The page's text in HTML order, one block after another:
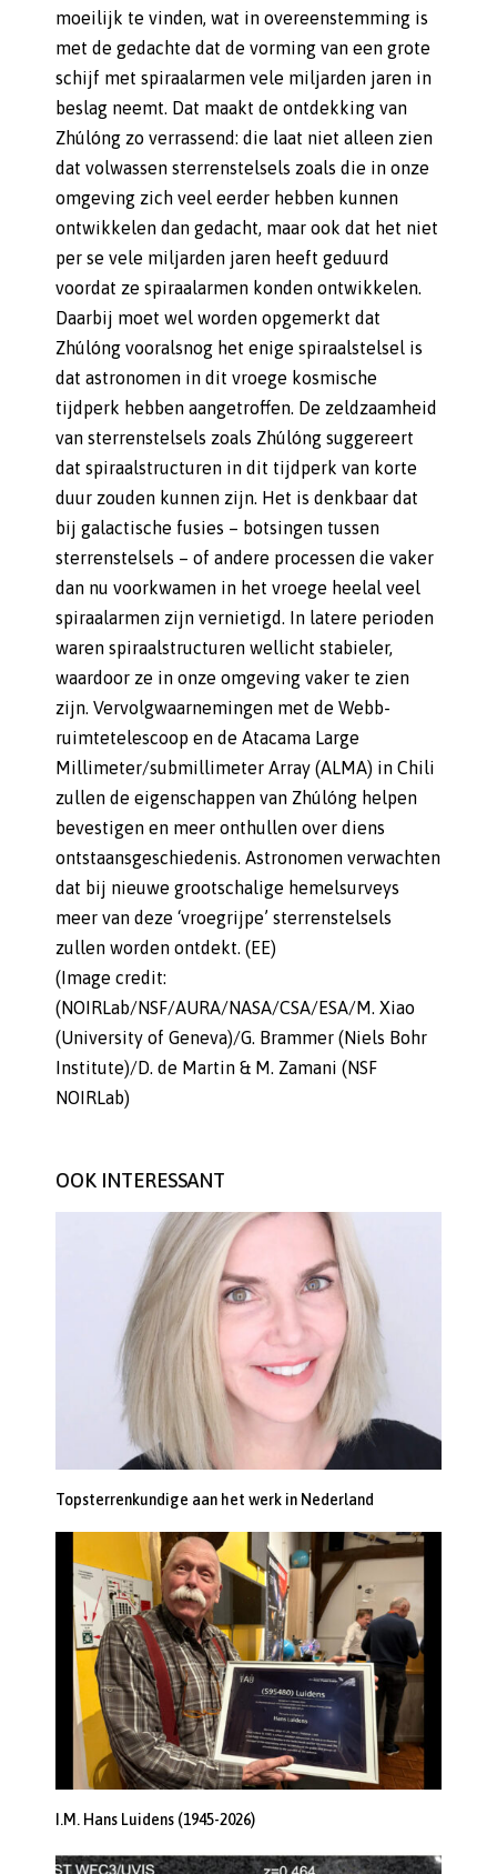
moeilijk te vinden, wat in overeenstemming is
met de gedachte dat de vorming van een grote
schijf met spiraalarmen vele miljarden jaren in
beslag neemt. Dat maakt de ontdekking van
Zhúlóng zo verrassend: die laat niet alleen zien
dat volwassen sterrenstelsels zoals die in onze
omgeving zich veel eerder hebben kunnen
ontwikkelen dan gedacht, maar ook dat het niet
per se vele miljarden jaren heeft geduurd
voordat ze spiraalarmen konden ontwikkelen.
Daarbij moet wel worden opgemerkt dat
Zhúlóng vooralsnog het enige spiraalstelsel is
dat astronomen in dit vroege kosmische
tijdperk hebben aangetroffen. De zeldzaamheid
van sterrenstelsels zoals Zhúlóng suggereert
dat spiraalstructuren in dit tijdperk van korte
duur zouden kunnen zijn. Het is denkbaar dat
bij galactische fusies – botsingen tussen
sterrenstelsels – of andere processen die vaker
dan nu voorkwamen in het vroege heelal veel
spiraalarmen zijn vernietigd. In latere perioden
waren spiraalstructuren wellicht stabieler,
waardoor ze in onze omgeving vaker te zien
zijn. Vervolgwaarnemingen met de Webb-
ruimtetelescoop en de Atacama Large
Millimeter/submillimeter Array (ALMA) in Chili
zullen de eigenschappen van Zhúlóng helpen
bevestigen en meer onthullen over diens
ontstaansgeschiedenis. Astronomen verwachten
dat bij nieuwe grootschalige hemelsurveys
meer van deze ‘vroegrijpe’ sterrenstelsels
zullen worden ontdekt. (EE)
(Image credit:
(NOIRLab/NSF/AURA/NASA/CSA/ESA/M. Xiao
(University of Geneva)/G. Brammer (Niels Bohr
Institute)/D. de Martin & M. Zamani (NSF
NOIRLab)
OOK INTERESSANT
Topsterrenkundige aan het werk in Nederland
I.M. Hans Luidens (1945-2026)